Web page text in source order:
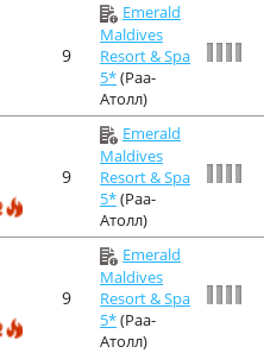
9
Emerald
Maldives
Resort & Spa
5*(Раа-
Атолл)
9
Emerald
Maldives
Resort & Spa
5*(Раа-
Атолл)
9
Emerald
Maldives
Resort & Spa
5*(Раа-
Атолл)